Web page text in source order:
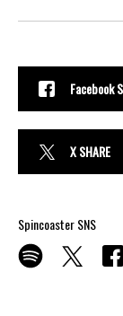
Facebook
X SHARE
Spincoaster SNS